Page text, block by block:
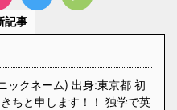
記事
ックネーム) 出身:東京都 初
ちと申します！！ 独学で英